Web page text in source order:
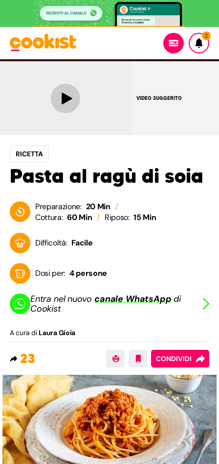
2
VIDEO SUGGERITO
RICETTA
Pasta al ragù di soia
Preparazione: 20 Min
Cottura: 60 Min Riposo: 15 Min
Difficoltà: Facile
Dosi per: 4 persone
Entra nel nuovocanale WhatsApp di
Cookist
A cura di Laura Gioia
23 CONDIVIDI